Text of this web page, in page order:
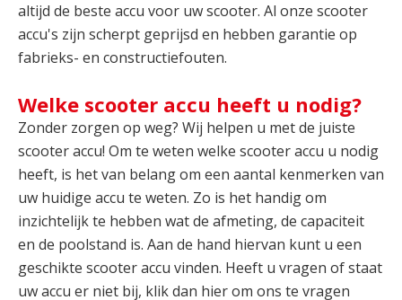
altijd de beste accu voor uw scooter. Al onze scooter
accu's zijn scherpt geprijsd en hebben garantie op
fabrieks- en constructiefouten.
Welke scooter accu heeft u nodig?
Zonder zorgen op weg? Wij helpen u met de juiste
scooter accu! Om te weten welke scooter accu u nodig
heeft, is het van belang om een aantal kenmerken van
uw huidige accu te weten. Zo is het handig om
inzichtelijk te hebben wat de afmeting, de capaciteit
en de poolstand is. Aan de hand hiervan kunt u een
geschikte scooter accu vinden. Heeft u vragen of staat
uw accu er niet bij, klik dan hier om ons te vragen